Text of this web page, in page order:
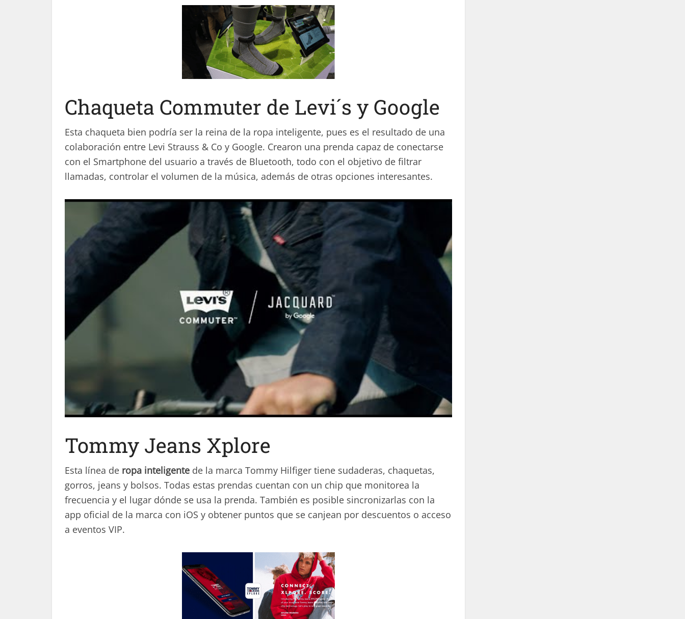
Chaqueta Commuter de Levi´s y Google
Esta chaqueta bien podría ser la reina de la ropa inteligente, pues es el resultado de una
colaboración entre Levi Strauss & Co y Google. Crearon una prenda capaz de conectarse
con el Smartphone del usuario a través de Bluetooth, todo con el objetivo de filtrar
llamadas, controlar el volumen de la música, además de otras opciones interesantes.
Tommy Jeans Xplore
Esta línea de ropa inteligente de la marca Tommy Hilfiger tiene sudaderas, chaquetas,
gorros, jeans y bolsos. Todas estas prendas cuentan con un chip que monitorea la
frecuencia y el lugar dónde se usa la prenda. También es posible sincronizarlas con la
app oficial de la marca con iOS y obtener puntos que se canjean por descuentos o acceso
a eventos VIP.